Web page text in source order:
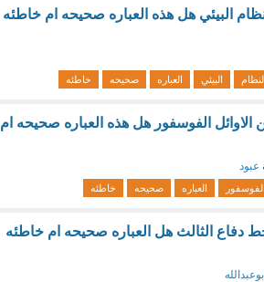
البيئي هل هذه العباره صحيحه ام خاطئه
البيئي العباره صحيحه خاطئه
الاوائل الفوسفور هل هذه العباره صحيحه ام
عبود
الفوسفور العباره صحيحه خاطئه
دفاع الثالث هل العباره صحيحه ام خاطئه
ابوعبدالله